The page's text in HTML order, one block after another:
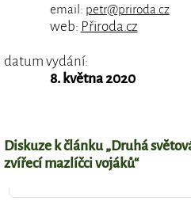
email: petr@priroda.cz
web: Přiroda.cz
datum vydání:
8. května 2020
Diskuze k článku „Druhá
zvířecí mazlíčci vojáků“